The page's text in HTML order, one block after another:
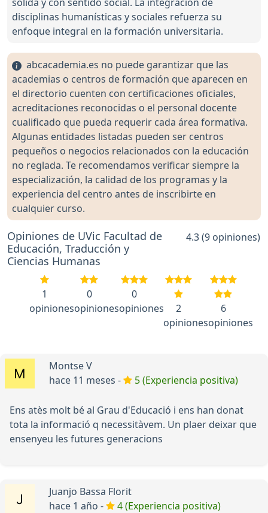
disciplinas humanísticas y sociales refuerza su
enfoque integral en la formación universitaria.
abcacademia.es no puede garantizar que las
academias o centros de formación que aparecen en
el directorio cuenten con certificaciones oficiales,
acreditaciones reconocidas o el personal docente
cualificado que pueda requerir cada área formativa.
Algunas entidades listadas pueden ser centros
pequeños o negocios relacionados con la educación
no reglada. Te recomendamos verificar siempre la
especialización, la calidad de los programas y la
experiencia del centro antes de inscribirte en
cualquier curso.
Opiniones de UVic Facultad de
Educación, Traducción y
Ciencias Humanas
4.3 (9 opiniones)
1
opiniones
0
opiniones
0
opiniones
2
opiniones
6
opiniones
Montse V
hace 11 meses -
5 (Experiencia positiva)
Ens atès molt bé al Grau d'Educació i ens han donat
tota la informació q necessitàvem. Un plaer deixar que
ensenyeu les futures generacions
Juanjo Bassa Florit
hace 1 año -
4 (Experiencia positiva)